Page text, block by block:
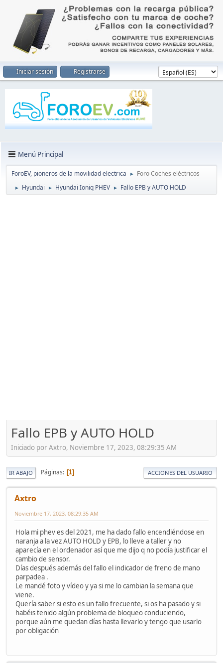
Iniciar sesión Registrarse
Menú Principal
ForoEV, pioneros de la movilidad electrica ► Foro Coches eléctricos
► Hyundai ► Hyundai Ioniq PHEV ► Fallo EPB y AUTO HOLD
Fallo EPB y AUTO HOLD
Iniciado por Axtro, Noviembre 17, 2023, 08:29:35 AM
IR ABAJO Páginas 1 ACCIONES DEL USUARIO
Axtro
Noviembre 17, 2023, 08:29:35 AM
Hola mi phev es del 2021, me ha dado fallo encendiéndose en
naranja a la vez AUTO HOLD y EPB, lo lleve a taller y no
aparecía en el ordenador así que me dijo q no podía justificar el
cambio de sensor.
Días después además del fallo el indicador de freno de mano
parpadea .
Le mandé foto y vídeo y ya si me lo cambian la semana que
viene.
Quería saber si esto es un fallo frecuente, si os ha pasado y si
habéis tenido algún problema de bloqueo conduciendo,
porque aún me quedan días hasta llevarlo y tengo que usarlo
por obligación